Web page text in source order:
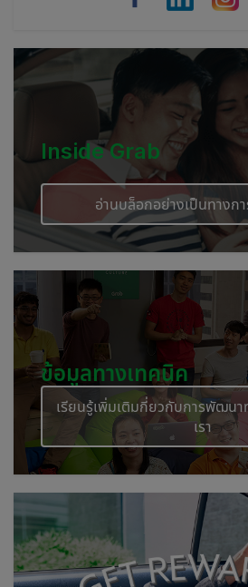
Cambodia
Inside Grab
อ่านบล็อกอย่างเป็นทางก
ข้อมูลทางเทคนิค
เรียนรู้เพิ่มเติมกี่ยวกับการพัฒนา
เรา